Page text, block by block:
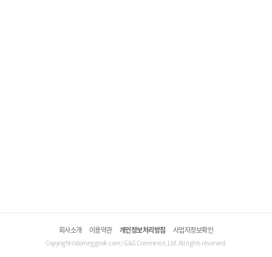
회사소개 이용약관 개인정보처리방침 사업자정보확인
Copyright©domeggook.com / G&G Commerce, Ltd. All rights reserved.